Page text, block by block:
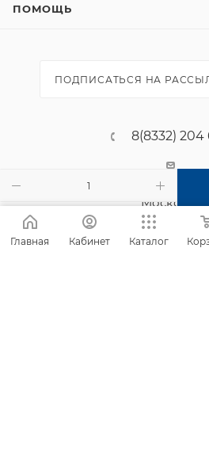
ПОМОЩЬ
ПОДПИСАТЬСЯ НА
8(8332) 204
г. Киров, п.
Главная Кабинет Каталог